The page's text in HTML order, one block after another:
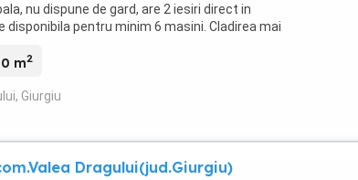
nu dispune de gard, are 2 iesiri direct in
disponibila pentru minim 6 masini. Cladirea mai
m2
Giurgiu
Dragului(jud.Giurgiu)